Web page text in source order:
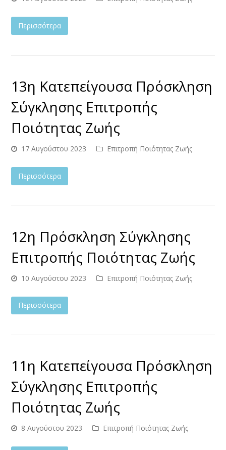
Περισσότερα
13η Κατεπείγουσα Πρόσκληση
Σύγκλησης Επιτροπής
Ποιότητας Ζωής
17 Αυγούστου 2023 Επιτροπή Ποιότητας Ζωής
Περισσότερα
12η Πρόσκληση Σύγκλησης
Επιτροπής Ποιότητας Ζωής
10 Αυγούστου 2023 Επιτροπή Ποιότητας Ζωής
Περισσότερα
11η Κατεπείγουσα Πρόσκληση
Σύγκλησης Επιτροπής
Ποιότητας Ζωής
8 Αυγούστου 2023 Επιτροπή Ποιότητας Ζωής